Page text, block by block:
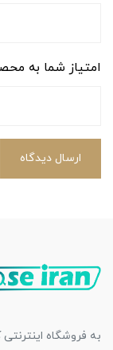
امتیاز شما به
ارسال دیدگاه
به فروشگاه